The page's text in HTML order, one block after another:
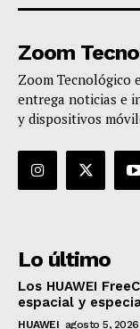
Zoom
Zoom Tecnológico
entrega noticias e
y dispositivos
Lo último
Los HUAWEI
espacial y
HUAWEI agosto 5, 2026